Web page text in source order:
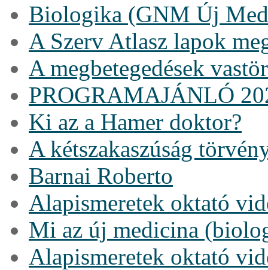
Biologika (GNM Új
A Szerv Atlasz lapok
A megbetegedések
PROGRAMAJÁNLÓ
Ki az a Hamer doktor?
A kétszakaszúság
Barnai Roberto
Alapismeretek oktató
Mi az új medicina
Alapismeretek oktató